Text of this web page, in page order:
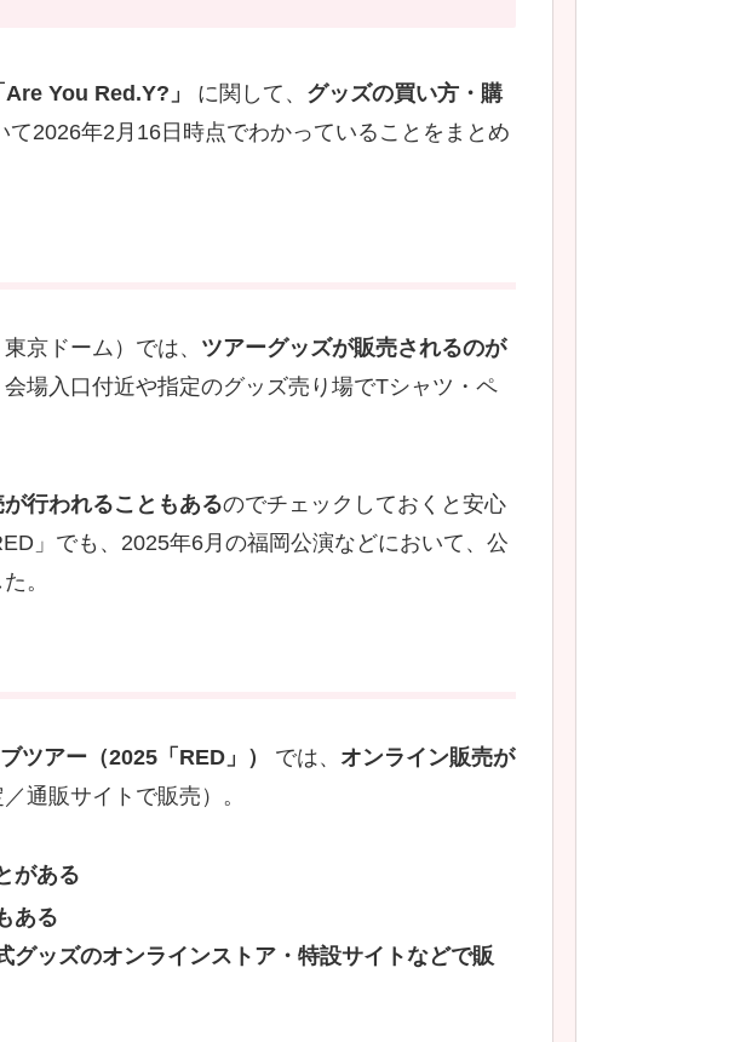
Are You Red.Y?」 に関して、 グッズの買い方・購
て2026年2月16日時点でわかっていることをまとめ
京ドーム）では、 ツアーグッズが販売されるのが
場入口付近や指定のグッズ売り場でTシャツ・ペ
行われることもあるのでチェックしておくと安心
」でも、2025年6月の福岡公演などにおいて、公
。
ツアー（2025「RED」） では、 オンライン販売が
通販サイトで販売）。
がある
ある
グッズのオンラインストア・特設サイトなどで販